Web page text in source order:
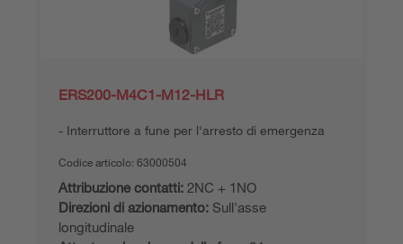
ERS200-M4C1-M12-HLR
Interruttore a fune per l'arresto di emergenza
Codice articolo: 63000504
Attribuzione contatti: 2NC + 1NO
Direzioni di azionamento: Sull'asse
longitudinale